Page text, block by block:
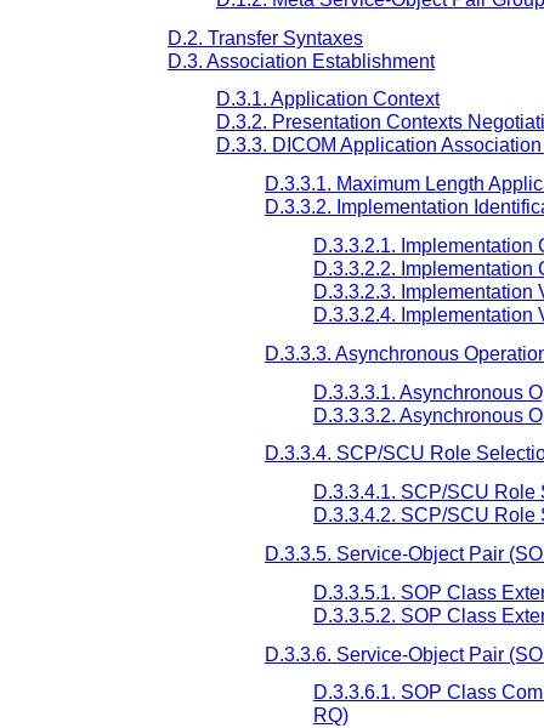
D.2. Transfer Syntaxes
D.3. Association Establishment
D.3.1. Application Context
D.3.2. Presentation Contexts
D.3.3. DICOM Application
D.3.3.1. Maximum Length
D.3.3.2. Implementation
D.3.3.2.1. Implementation
D.3.3.2.2. Implementation
D.3.3.2.3. Implementation
D.3.3.2.4. Implementation
D.3.3.3. Asynchronous
D.3.3.3.1. Asynchronous
D.3.3.3.2. Asynchronous
D.3.3.4. SCP/SCU Role
D.3.3.4.1. SCP/SCU Role
D.3.3.4.2. SCP/SCU
D.3.3.5. Service-Object Pair
D.3.3.5.1. SOP Class
D.3.3.5.2. SOP Class
D.3.3.6. Service-Object Pair
D.3.3.6.1. SOP Class
RQ)